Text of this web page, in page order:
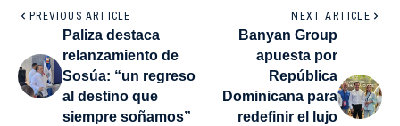
PREVIOUS ARTICLE
Paliza destaca
relanzamiento de
Sosúa: “un regreso
al destino que
siempre soñamos”
NEXT ARTICLE
Banyan Group
apuesta por
República
Dominicana para
redefinir el lujo